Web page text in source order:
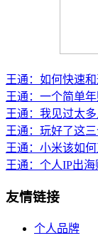
王通：如何快速
王通：一个简单
王通：我见过太
王通：玩好了这
王通：小米该如
王通：个人IP出
友情链接
个人品牌